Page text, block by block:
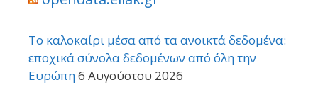
Το καλοκαίρι μέσα από τα ανοικτά δεδομένα:
εποχικά σύνολα δεδομένων από όλη την
Ευρώπη6 Αυγούστου 2026